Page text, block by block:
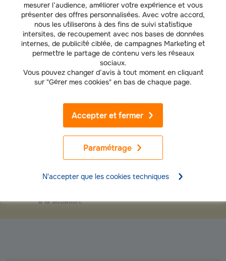
mesurer l’audience, améliorer votre expérience et vous
présenter des offres personnalisées. Avec votre accord,
nous les utiliserons à des fins de suivi statistique
intersites, de recoupement avec nos bases de données
internes, de publicité ciblée, de campagnes Marketing et
permettre le partage de contenu vers les réseaux
sociaux.
Vous pouvez changer d’avis à tout moment en cliquant
sur "Gérer mes cookies" en bas de chaque page.
Paramétrage
Accepter et fermer
N'accepter que les cookies techniques
L’assurance décès temporaire est souscrite pour une durée préfixée : la
somme ne sera versée à vos bénéficiaires que si votre décès intervient
dans ce délai. L’assurance décès « vie entière » vous couvre à vie.
Jusqu’à quel âge souscrire une assurance décès ?
La souscription d’une assurance décès n’est plus forcément possible
passé un certain âge. L’âge maximal dépend des assureurs. Vous pourrez
le vérifier dans les conditions générales de votre contrat. Plus vous
Assuré Groupama
Groupama propose une assurance décès couvrant le
décès par accident et/ou par maladie, avec une
souscription possible jusqu’à 85 ans. Elle permet de
financier et un accompagnement dès les premiers
à la situation.